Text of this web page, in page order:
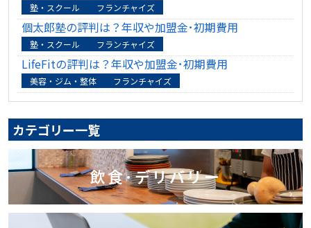
塾・スクール フランチャイズ
個太郎塾の評判は？年収や加盟金･初期費用
塾・スクール フランチャイズ
LifeFitの評判は？年収や加盟金･初期費用
美容・ジム・整体 フランチャイズ
カテゴリー一覧
飲食･デリバリー